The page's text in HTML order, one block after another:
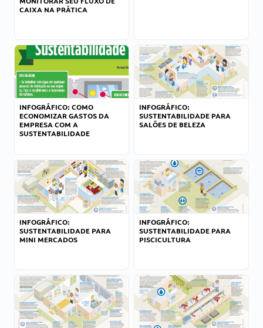
CAIXA NA PRÁTICA
INFOGRÁFICO: COMO
ECONOMIZAR GASTOS DA
EMPRESA COM A
SUSTENTABILIDADE
INFOGRÁFICO:
SUSTENTABILIDADE PARA
SALÕES DE BELEZA
INFOGRÁFICO:
SUSTENTABILIDADE PARA
MINI MERCADOS
INFOGRÁFICO:
SUSTENTABILIDADE PARA
PISCICULTURA